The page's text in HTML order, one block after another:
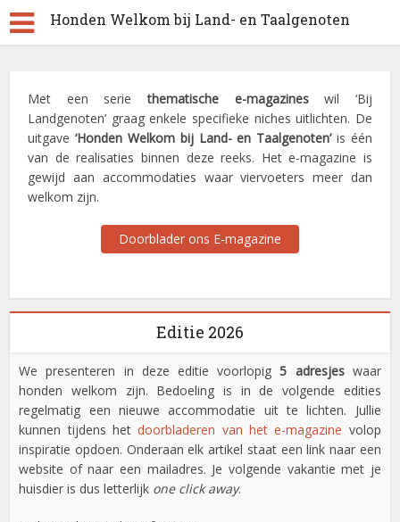
Honden Welkom bij Land- en Taalgenoten
Met een seriethematische e-magazineswil ‘Bij
Landgenoten’ graag enkele specifieke niches uitlichten. De
uitgave‘Honden Welkom bij Land- en Taalgenoten’is één
van de realisaties binnen deze reeks. Het e-magazine is
gewijd aan accommodaties waar viervoeters meer dan
welkom zijn.
Doorblader ons E-magazine
Editie 2026
We presenteren in deze editie voorlopig5 adresjeswaar
honden welkom zijn. Bedoeling is in de volgende edities
regelmatig een nieuwe accommodatie uit te lichten. Jullie
kunnen tijdens hetdoorbladeren van het e-magazine volop
inspiratie opdoen. Onderaan elk artikel staat een link naar een
website of naar een mailadres. Je volgende vakantie met je
huisdier is dus letterlijk one click away.